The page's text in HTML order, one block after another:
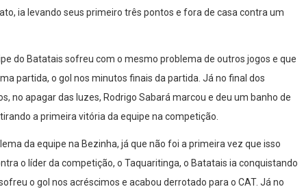
ia levando seus primeiro três pontos e fora de casa contra um
do Batatais sofreu com o mesmo problema de outros jogos e que
partida, o gol nos minutos finais da partida. Já no final dos
no apagar das luzes, Rodrigo Sabará marcou e deu um banho de
a primeira vitória da equipe na competição.
da equipe na Bezinha, já que não foi a primeira vez que isso
o líder da competição, o Taquaritinga, o Batatais ia conquistando
o gol nos acréscimos e acabou derrotado para o CAT. Já no